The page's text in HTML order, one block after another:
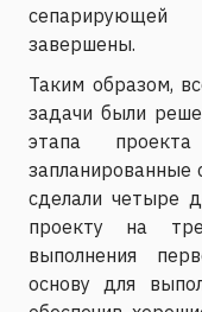
завершены.
Таким образом,
задачи были
этапа
запланированные
сделали четыре
проекту на
выполнения
основу для